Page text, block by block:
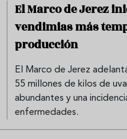
El Marco de Jerez
vendimias más
producción
El Marco de Jerez
55 millones de kilos de
abundantes y una
enfermedades.